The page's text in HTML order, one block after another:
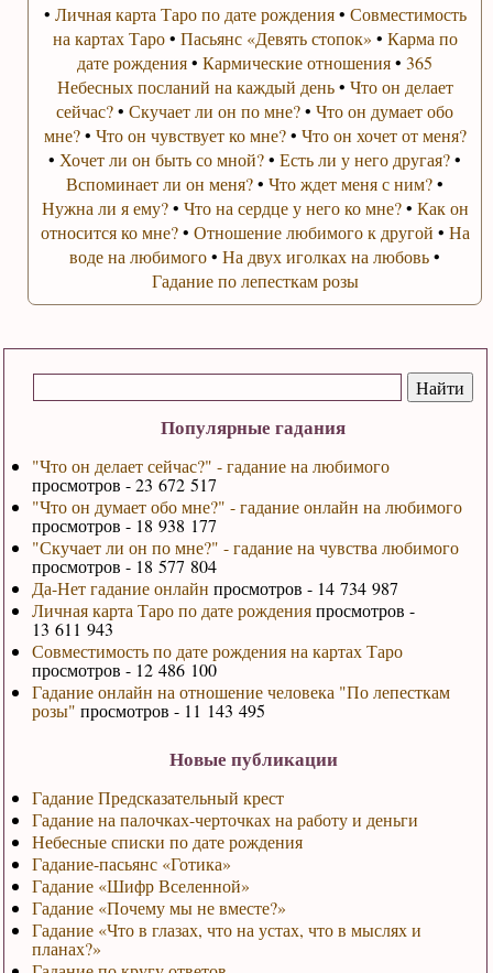
Популярные гадания
"Что он делает сейчас?" - гадание на любимого
просмотров - 23 672 517
"Что он думает обо мне?" - гадание онлайн на любимого
просмотров - 18 938 177
"Скучает ли он по мне?" - гадание на чувства любимого
просмотров - 18 577 804
Да-Нет гадание онлайн просмотров - 14 734 987
Личная карта Таро по дате рожденияпросмотров -
13 611 943
Совместимость по дате рождения на картах Таро
просмотров - 12 486 100
Гадание онлайн на отношение человека "По лепесткам
розы" просмотров - 11 143 495
Новые публикации
Гадание Предсказательный крест
Гадание на палочках-черточках на работу и деньги
Небесные списки по дате рождения
Гадание-пасьянс «Готика»
Гадание «Шифр Вселенной»
Гадание «Почему мы не вместе?»
Гадание «Что в глазах, что на устах, что в мыслях и
планах?»
• Личная карта Таро по дате рождения• Совместимость
на картах Таро• Пасьянс «Девять стопок» • Карма по
дате рождения•Кармические отношения•365
Небесных посланий на каждый день• Что он делает
сейчас?•Скучает ли он по мне?•Что он думает обо
мне?• Что он чувствует ко мне?• Что он хочет от меня?
• Хочет ли он быть со мной?•Есть ли у него другая?•
Вспоминает ли он меня?•Что ждет меня с ним?•
Нужна ли я ему?• Что на сердце у него ко мне?• Как он
относится ко мне?• Отношение любимого к другой • На
воде на любимого•На двух иголках на любовь•
Гадание по лепесткам розы